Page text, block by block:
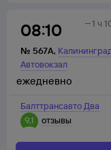
08:10
№ 567А, Калининград
Автовокзал
1 ч
Балттрансавто Два
9,1
отзывы
ежедневно